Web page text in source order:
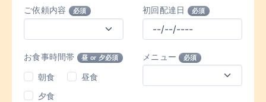
ご依頼内容 必須 初回配達日 必須
お食事時間帯 昼 or 夕必須
朝食
昼食
夕食
メニュー 必須